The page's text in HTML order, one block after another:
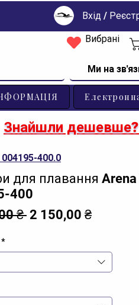
Вхід /
Вибрані
Ми на
400.0
для плавання Arena
400
₴ Звичайна
2 150,00 ₴За
*
Знайшли дешевше?